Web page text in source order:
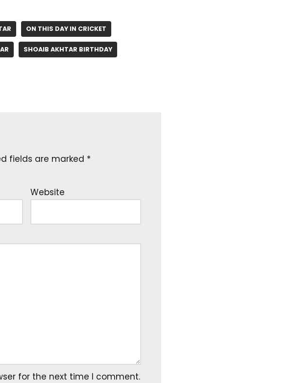
ON THIS DAY IN CRICKET
SHOAIB AKHTAR BIRTHDAY
fields are marked *
Website
for the next time I comment.